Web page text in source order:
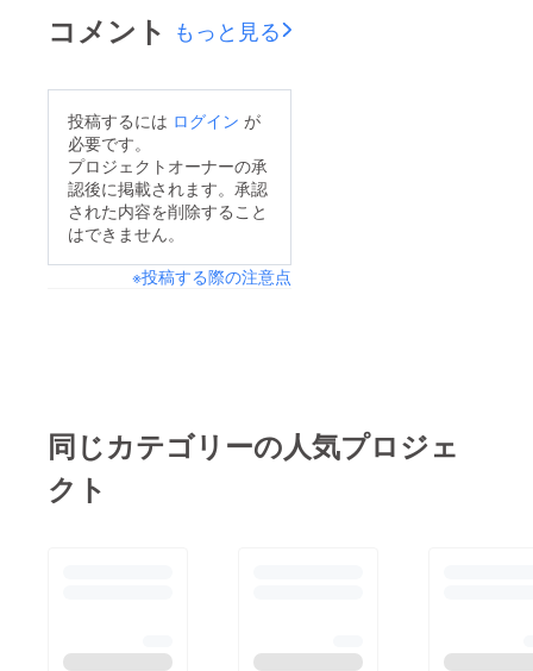
で大変かとは思います
す事を祈るとともに、
今回のリターンで皆様
の日常が少しでも彩ら
れることを願っており
ます。この度は、初め
てのプロジェクトにも
関わらず、優しいお言
日となりました。ご支
援頂きました皆様に
終了間近にとなりまし
たので、花材購入リス
トの作成と商品の作成
準備に入らせていただ
ございますが、もうし
コメント もっと見る
投稿するには ログイン が
必要です。
プロジェクトオーナーの承
認後に掲載されます。承認
された内容を削除すること
はできません。
※投稿する際の注意点
同じカテゴリーの人気プロジェ
クト